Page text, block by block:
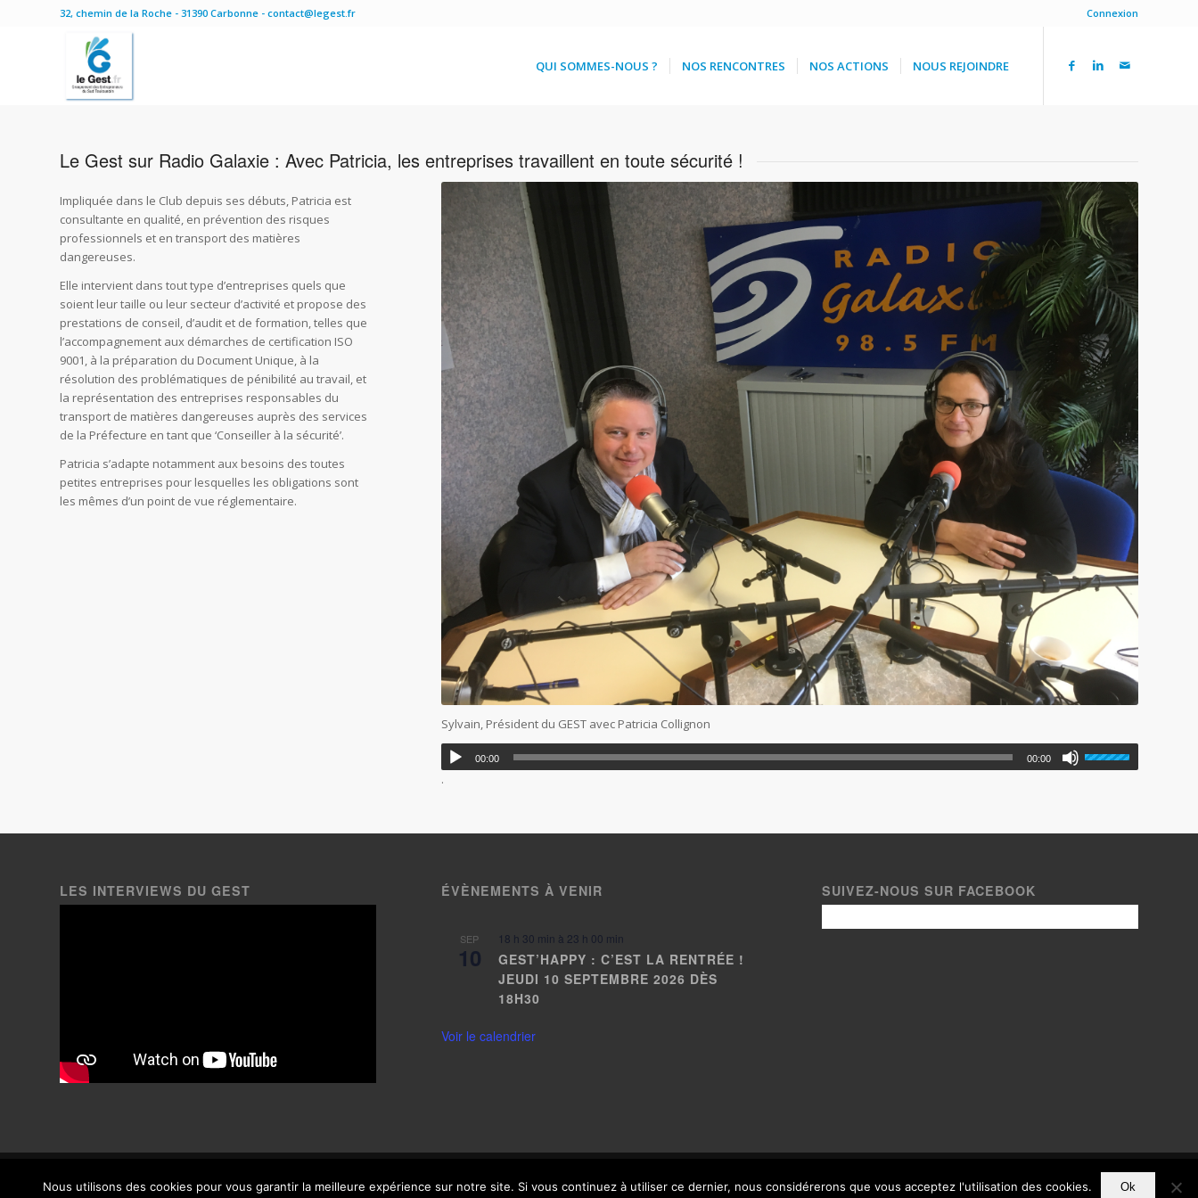
Connexion
32, chemin de la Roche - 31390 Carbonne - contact@legest.fr
QUI SOMMES-NOUS ? NOS RENCONTRES NOS ACTIONS NOUS REJOINDRE
Le Gest sur Radio Galaxie : Avec Patricia, les entreprises travaillent en toute sécurité !
Impliquée dans le Club depuis ses débuts, Patricia est
consultante en qualité, en prévention des risques
professionnels et en transport des matières
dangereuses.
Elle intervient dans tout type d’entreprises quels que
soient leur taille ou leur secteur d’activité et propose des
prestations de conseil, d’audit et de formation, telles que
l’accompagnement aux démarches de certification ISO
9001, à la préparation du Document Unique, à la
résolution des problématiques de pénibilité au travail, et
la représentation des entreprises responsables du
transport de matières dangereuses auprès des services
de la Préfecture en tant que ‘Conseiller à la sécurité’.
Patricia s’adapte notamment aux besoins des toutes
petites entreprises pour lesquelles les obligations sont
les mêmes d’un point de vue réglementaire.
Sylvain, Président du GEST avec Patricia Collignon
00:00 00:00
.
LES INTERVIEWS DU GEST ÉVÈNEMENTS À VENIR
SEP
10
18 h 30 min à 23 h 00 min
GEST’HAPPY : C’EST LA RENTRÉE !
JEUDI 10 SEPTEMBRE 2026 DÈS
18H30
Voir le calendrier
SUIVEZ-NOUS SUR FACEBOOK
© Copyright Le Gest 2020, tous droits réservés - Crédits photos paysagesLoïc Bel - Thème adapté avec parArixo Communication |Mentions légales|Historique|Presse
Nous utilisons des cookies pour vous garantir la meilleure expérience sur notre site. Si vous continuez à utiliser ce dernier, nous considérerons que vous acceptez l'utilisation des cookies. Ok